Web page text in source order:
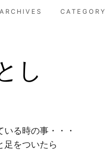
ARCHIVES CATEGORY
し
る時の事・・・
足をついたら